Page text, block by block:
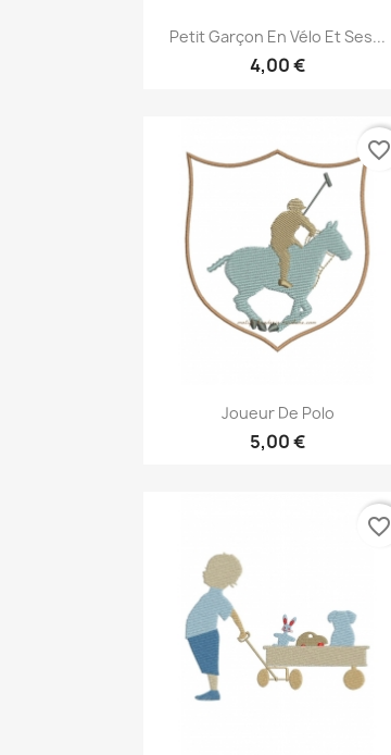
Aperçu rapide
Petit Garçon En Vélo Et Ses...
4,00 €
Aperçu rapide
Joueur De Polo
5,00 €
favorite_border
favorite_border